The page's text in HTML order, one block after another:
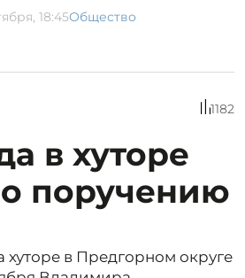
18:45Общество
1182
в хуторе
поручению
в Предгорном округе